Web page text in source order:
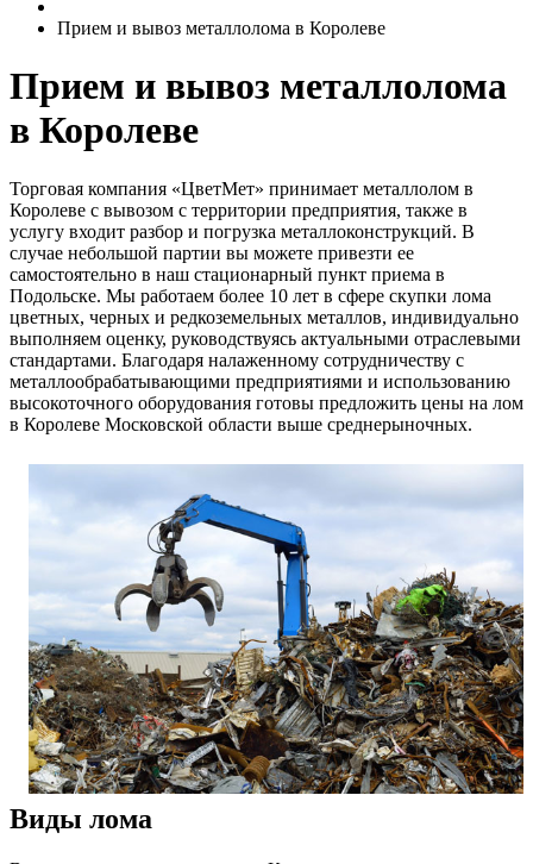
Прием и вывоз металлолома в Королеве
Прием и вывоз металлолома
в Королеве
Торговая компания «ЦветМет» принимает металлолом в
Королеве с вывозом с территории предприятия, также в
услугу входит разбор и погрузка металлоконструкций. В
случае небольшой партии вы можете привезти ее
самостоятельно в наш стационарный пункт приема в
Подольске. Мы работаем более 10 лет в сфере скупки лома
цветных, черных и редкоземельных металлов, индивидуально
выполняем оценку, руководствуясь актуальными отраслевыми
стандартами. Благодаря налаженному сотрудничеству с
металлообрабатывающими предприятиями и использованию
высокоточного оборудования готовы предложить цены на лом
в Королеве Московской области выше среднерыночных.
Виды лома